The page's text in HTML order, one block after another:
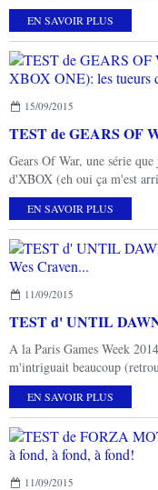
EN SAVOIR PLUS
15/09/2015
Gears Of War, une série
d'XBOX (eh oui ça m'est
EN SAVOIR PLUS
11/09/2015
A la Paris Games Week
m'intriguait beaucoup
EN SAVOIR PLUS
11/09/2015